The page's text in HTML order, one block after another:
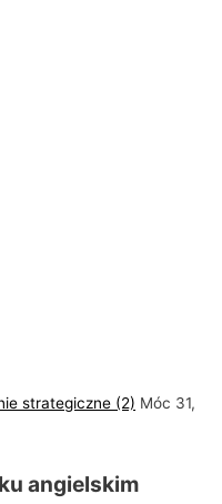
strategiczne (2) Móc 31,
angielskim